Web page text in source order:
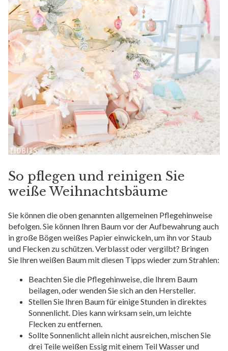
So pflegen und reinigen Sie
weiße Weihnachtsbäume
Sie können die oben genannten allgemeinen Pflegehinweise
befolgen. Sie können Ihren Baum vor der Aufbewahrung auch
in große Bögen weißes Papier einwickeln, um ihn vor Staub
und Flecken zu schützen. Verblasst oder vergilbt? Bringen
Sie Ihren weißen Baum mit diesen Tipps wieder zum Strahlen:
Beachten Sie die Pflegehinweise, die Ihrem Baum
beilagen, oder wenden Sie sich an den Hersteller.
Stellen Sie Ihren Baum für einige Stunden in direktes
Sonnenlicht. Dies kann wirksam sein, um leichte
Flecken zu entfernen.
Sollte Sonnenlicht allein nicht ausreichen, mischen Sie
drei Teile weißen Essig mit einem Teil Wasser und